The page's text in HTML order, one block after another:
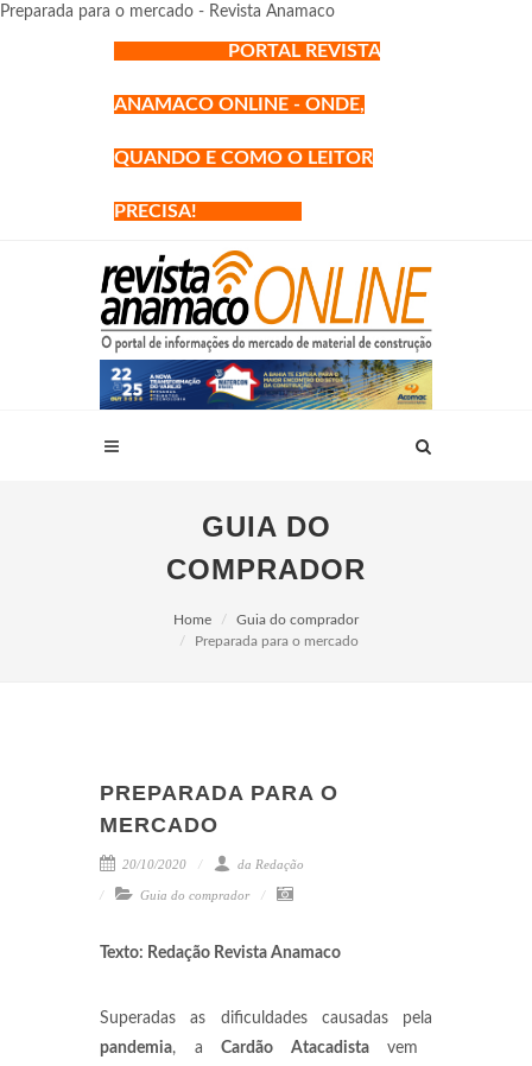
Preparada para o mercado - Revista Anamaco
PORTAL REVISTA
ANAMACO ONLINE - ONDE,
QUANDO E COMO O LEITOR
PRECISA!
GUIA DO
COMPRADOR
Home
Guia do comprador
Preparada para o mercado
PREPARADA PARA O
MERCADO
20/10/2020 da Redação
Guia do comprador
Texto: Redação Revista Anamaco
Superadas as dificuldades causadas pela
pandemia, aCardão Atacadistavem